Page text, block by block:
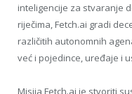
inteligencije za stvaranje
riječima, Fetch.ai gradi
različitih autonomnih
već i pojedince, uređaje i
Misija Fetch.ai je stvoriti